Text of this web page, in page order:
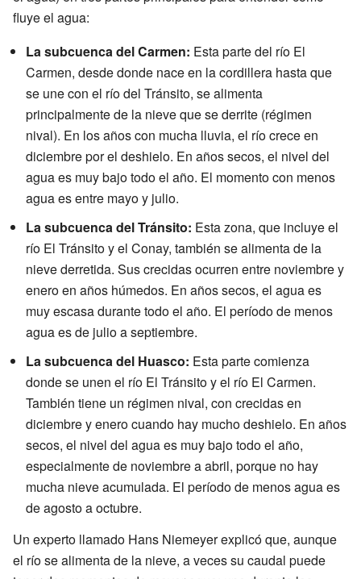
fluye el agua:
La subcuenca del Carmen: Esta parte del río El
Carmen, desde donde nace en la cordillera hasta que
se une con el río del Tránsito, se alimenta
principalmente de la nieve que se derrite (régimen
nival). En los años con mucha lluvia, el río crece en
diciembre por el deshielo. En años secos, el nivel del
agua es muy bajo todo el año. El momento con menos
agua es entre mayo y julio.
La subcuenca del Tránsito: Esta zona, que incluye el
río El Tránsito y el Conay, también se alimenta de la
nieve derretida. Sus crecidas ocurren entre noviembre y
enero en años húmedos. En años secos, el agua es
muy escasa durante todo el año. El período de menos
agua es de julio a septiembre.
La subcuenca del Huasco: Esta parte comienza
donde se unen el río El Tránsito y el río El Carmen.
También tiene un régimen nival, con crecidas en
diciembre y enero cuando hay mucho deshielo. En años
secos, el nivel del agua es muy bajo todo el año,
especialmente de noviembre a abril, porque no hay
mucha nieve acumulada. El período de menos agua es
de agosto a octubre.
Un experto llamado Hans Niemeyer explicó que, aunque
el río se alimenta de la nieve, a veces su caudal puede